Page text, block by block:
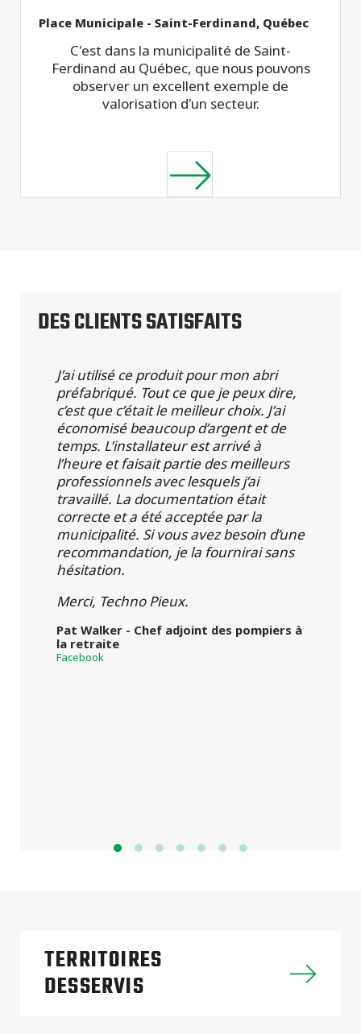
Place Municipale - Saint-Ferdinand, Québec
C'est dans la municipalité de Saint-
Ferdinand au Québec, que nous pouvons
observer un excellent exemple de
valorisation d'un secteur.
DES CLIENTS SATISFAITS
J’ai utilisé ce produit pour mon abri
préfabriqué. Tout ce que je peux dire,
c’est que c’était le meilleur choix. J’ai
économisé beaucoup d’argent et de
temps. L’installateur est arrivé à
l’heure et faisait partie des meilleurs
professionnels avec lesquels j’ai
travaillé. La documentation était
correcte et a été acceptée par la
municipalité. Si vous avez besoin d’une
recommandation, je la fournirai sans
hésitation.
Merci, Techno Pieux.
Pat Walker - Chef adjoint des pompiers à
la retraite
Facebook
TERRITOIRES
DESSERVIS